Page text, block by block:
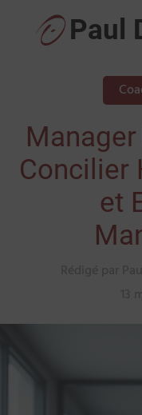
Paul
Concilier
et